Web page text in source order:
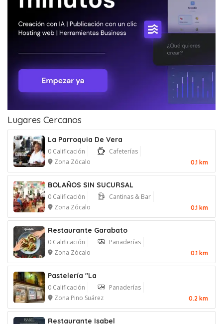
Lugares Cercanos
La Parroquia De Vera
0 Calificación
Cafeterías
Zona Zócalo
0.1 km
BOLAÑOS SIN SUCURSAL
0 Calificación
Cantinas & Bar
Zona Zócalo
0.1 km
Restaurante Garabato
0 Calificación
Panaderías
Zona Zócalo
0.1 km
Pastelería "La
0 Calificación
Panaderías
Zona Pino Suárez
0.2 km
Restaurante Isabel